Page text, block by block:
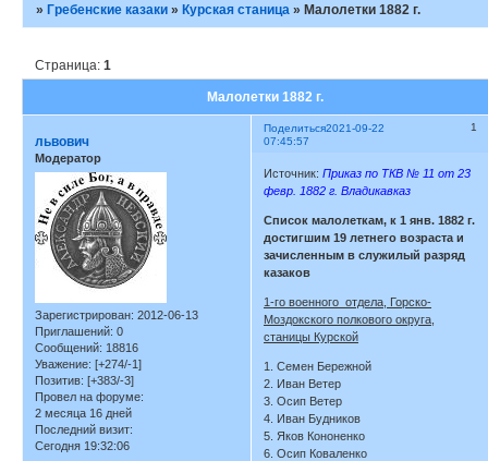
»Гребенские казаки »Курская станица »Малолетки 1882 г.
Малолетки 1882 г.
Страница:1
Поделиться 1
2021-09-22
07:45:57
львович
Модератор
Зарегистрирован: 2012-06-13
Приглашений: 0
Сообщений: 18816
Уважение: [+274/-1]
Позитив: [+383/-3]
Провел на форуме:
2 месяца 16 дней
Последний визит:
Сегодня 19:32:06
Источник:Приказ по ТКВ № 11 от 23
февр. 1882 г. Владикавказ
Список малолеткам, к 1 янв. 1882 г.
достигшим 19 летнего возраста и
зачисленным в служилый разряд
казаков
1-го военного отдела, Горско-
Моздокского полкового округа,
станицы Курской
1. Семен Бережной
2. Иван Ветер
3. Осип Ветер
4. Иван Будников
5. Яков Кононенко
6. Осип Коваленко